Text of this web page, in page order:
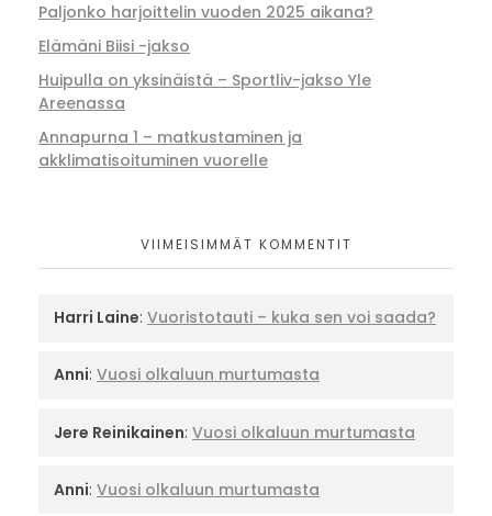
Paljonko harjoittelin vuoden 2025 aikana?
Elämäni Biisi -jakso
Huipulla on yksinäistä – Sportliv-jakso Yle
Areenassa
Annapurna 1 – matkustaminen ja
akklimatisoituminen vuorelle
VIIMEISIMMÄT KOMMENTIT
Harri Laine: Vuoristotauti – kuka sen voi saada?
Anni: Vuosi olkaluun murtumasta
Jere Reinikainen: Vuosi olkaluun murtumasta
Anni: Vuosi olkaluun murtumasta